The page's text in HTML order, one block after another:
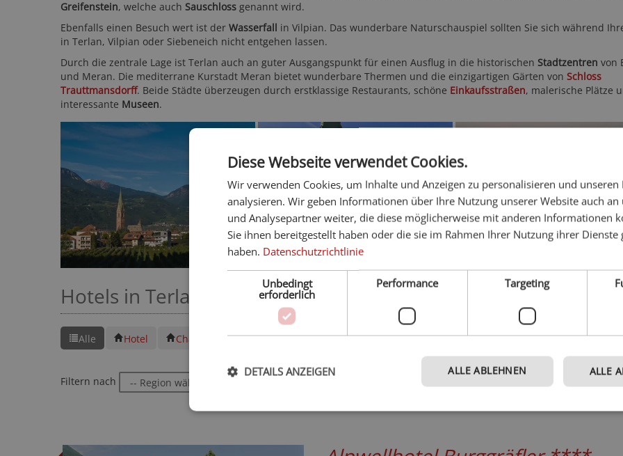
Greifenstein, welche auch Sauschloss genannt wird.
Ebenfalls einen Besuch wert ist der Wasserfall in Vilpian. Das wunderbare Naturschauspiel sollten Sie sich während
in Terlan, Vilpian oder Siebeneich nicht entgehen lassen.
Durch die zentrale Lage ist Terlan auch an guter Ausgangspunkt für einen Ausflug in die historischen Stadtzentren von
und Meran. Die mediterrane Kurstadt Meran bietet wunderbare Thermen und die einzigartigen Gärten von Schloss
Trauttmansdorff. Beide Städte überzeugen durch erstklassige Restaurants, schöne Einkaufsstraßen, malerische Plätze
interessante Museen.
Hotels in Terlan
Alle Hotel Chalet
Filtern nach
Diese Webseite verwendet Cookies.
Wir verwenden Cookies, um Inhalte und Anzeigen zu personalisieren und unseren
analysieren. Wir geben Informationen über Ihre Nutzung unserer Website auch an
und Analysepartner weiter, die diese möglicherweise mit anderen Informationen
Sie ihnen bereitgestellt haben oder die sie im Rahmen Ihrer Nutzung ihrer Dienste
haben. Datenschutzrichtlinie
Unbedingt
erforderlich
Performance Targeting
ALLE
ALLE ABLEHNEN
DETAILS ANZEIGEN